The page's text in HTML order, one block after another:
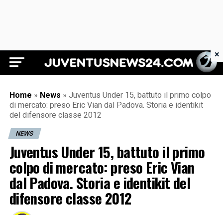
Juventus News 24
Home » News » Juventus Under 15, battuto il primo colpo
di mercato: preso Eric Vian dal Padova. Storia e identikit
del difensore classe 2012
NEWS
Juventus Under 15, battuto il primo
colpo di mercato: preso Eric Vian
dal Padova. Storia e identikit del
difensore classe 2012
×